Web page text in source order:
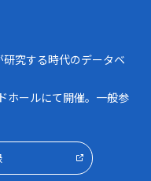
2026「AIが研究
究する時代のデータベ
ホールにて開催。一般参